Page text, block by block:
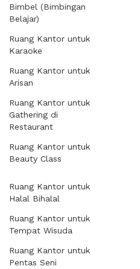
Bimbel (Bimbingan
Belajar)
Ruang Kantor untuk
Karaoke
Ruang Kantor untuk
Arisan
Ruang Kantor untuk
Gathering di
Restaurant
Ruang Kantor untuk
Beauty Class
Ruang Kantor untuk
Halal Bihalal
Ruang Kantor untuk
Tempat Wisuda
Ruang Kantor untuk
Pentas Seni